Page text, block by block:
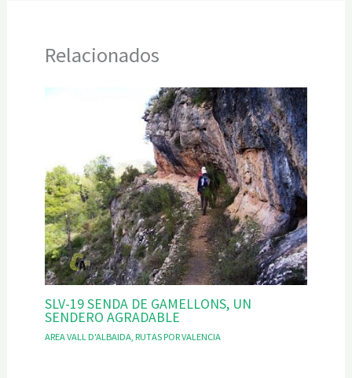
Relacionados
SLV-19 SENDA DE GAMELLONS, UN
SENDERO AGRADABLE
AREA VALL D'ALBAIDA, RUTAS POR VALENCIA